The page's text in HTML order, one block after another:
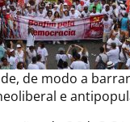
de modo a
e